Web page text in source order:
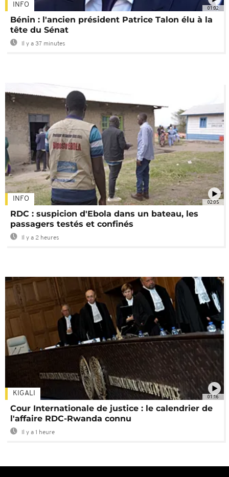
01:02
INFO
Bénin : l'ancien président Patrice Talon élu à la
tête du Sénat
Il y a 37 minutes
02:05
INFO
RDC : suspicion d'Ebola dans un bateau, les
passagers testés et confinés
Il y a 2 heures
01:16
KIGALI
Cour Internationale de justice : le calendrier de
l'affaire RDC-Rwanda connu
Il y a 1 heure